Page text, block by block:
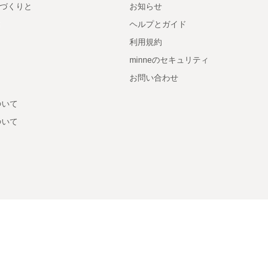
くりと
て
て
お知らせ
ヘルプとガイド
利用規約
minneのセキュリティ
お問い合わせ